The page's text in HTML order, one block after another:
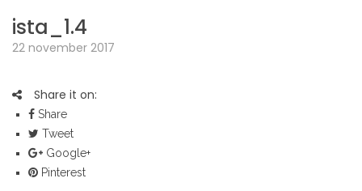
ista_1.4
22 november 2017
Share it on:
Share
Tweet
Google+
Pinterest